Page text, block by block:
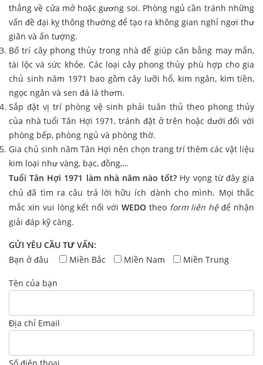
thẳng về cửa mở hoặc gương soi. Phòng ngủ cần tránh những
vấn đề đại kỵ thông thường để tạo ra không gian nghỉ ngơi thư
giãn và ấn tượng.
Bố trí cây phong thủy trong nhà để giúp cân bằng may mắn,
tài lộc và sức khỏe. Các loại cây phong thủy phù hợp cho gia
chủ sinh năm 1971 bao gồm cây lưỡi hổ, kim ngân, kim tiền,
ngọc ngân và sen đá lá thơm.
Sắp đặt vị trí phòng vệ sinh phải tuân thủ theo phong thủy
của nhà tuổi Tân Hợi 1971, tránh đặt ở trên hoặc dưới đối với
phòng bếp, phòng ngủ và phòng thờ.
Gia chủ sinh năm Tân Hợi nên chọn trang trí thêm các vật liệu
kim loại như vàng, bạc, đồng,…
Tuổi Tân Hợi 1971 làm nhà năm nào tốt? Hy vọng từ đây gia
chủ đã tìm ra câu trả lời hữu ích dành cho mình. Mọi thắc
mắc xin vui lòng kết nối với WEDOtheo form liên hệđể nhận
giải đáp kỹ càng.
GỬI YÊU CẦU TƯ VẤN:
Bạn ở đâu
Miền Bắc Miền Nam Miền Trung
Tên của bạn
Địa chỉ Email